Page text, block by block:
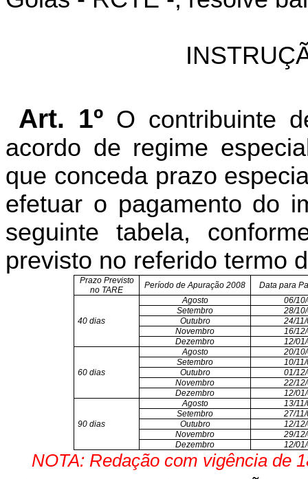
Art. 1º O contribuinte
acordo de regime
que conceda prazo
efetuar o pagamento do
seguinte tabela,
previsto no referido termo
Prazo Previsto
no TARE
Período de Apuração 2008 Data para
40 dias
Agosto
06/
Setembro
28/
Outubro
24/
Novembro
16/
Dezembro
12/
60 dias
Agosto
20/
Setembro
10/
Outubro
01/
Novembro
22/
Dezembro
12/
90 dias
Agosto
13/
Setembro
27/
Outubro
12/
Novembro
29/
Dezembro
12/
NOTA: Redação com vigência de